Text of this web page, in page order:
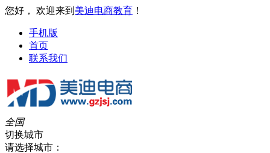
您好， 欢迎来到 美迪电商教育 ！
手机版
首页
联系我们
全国
切换城市
请选择城市：